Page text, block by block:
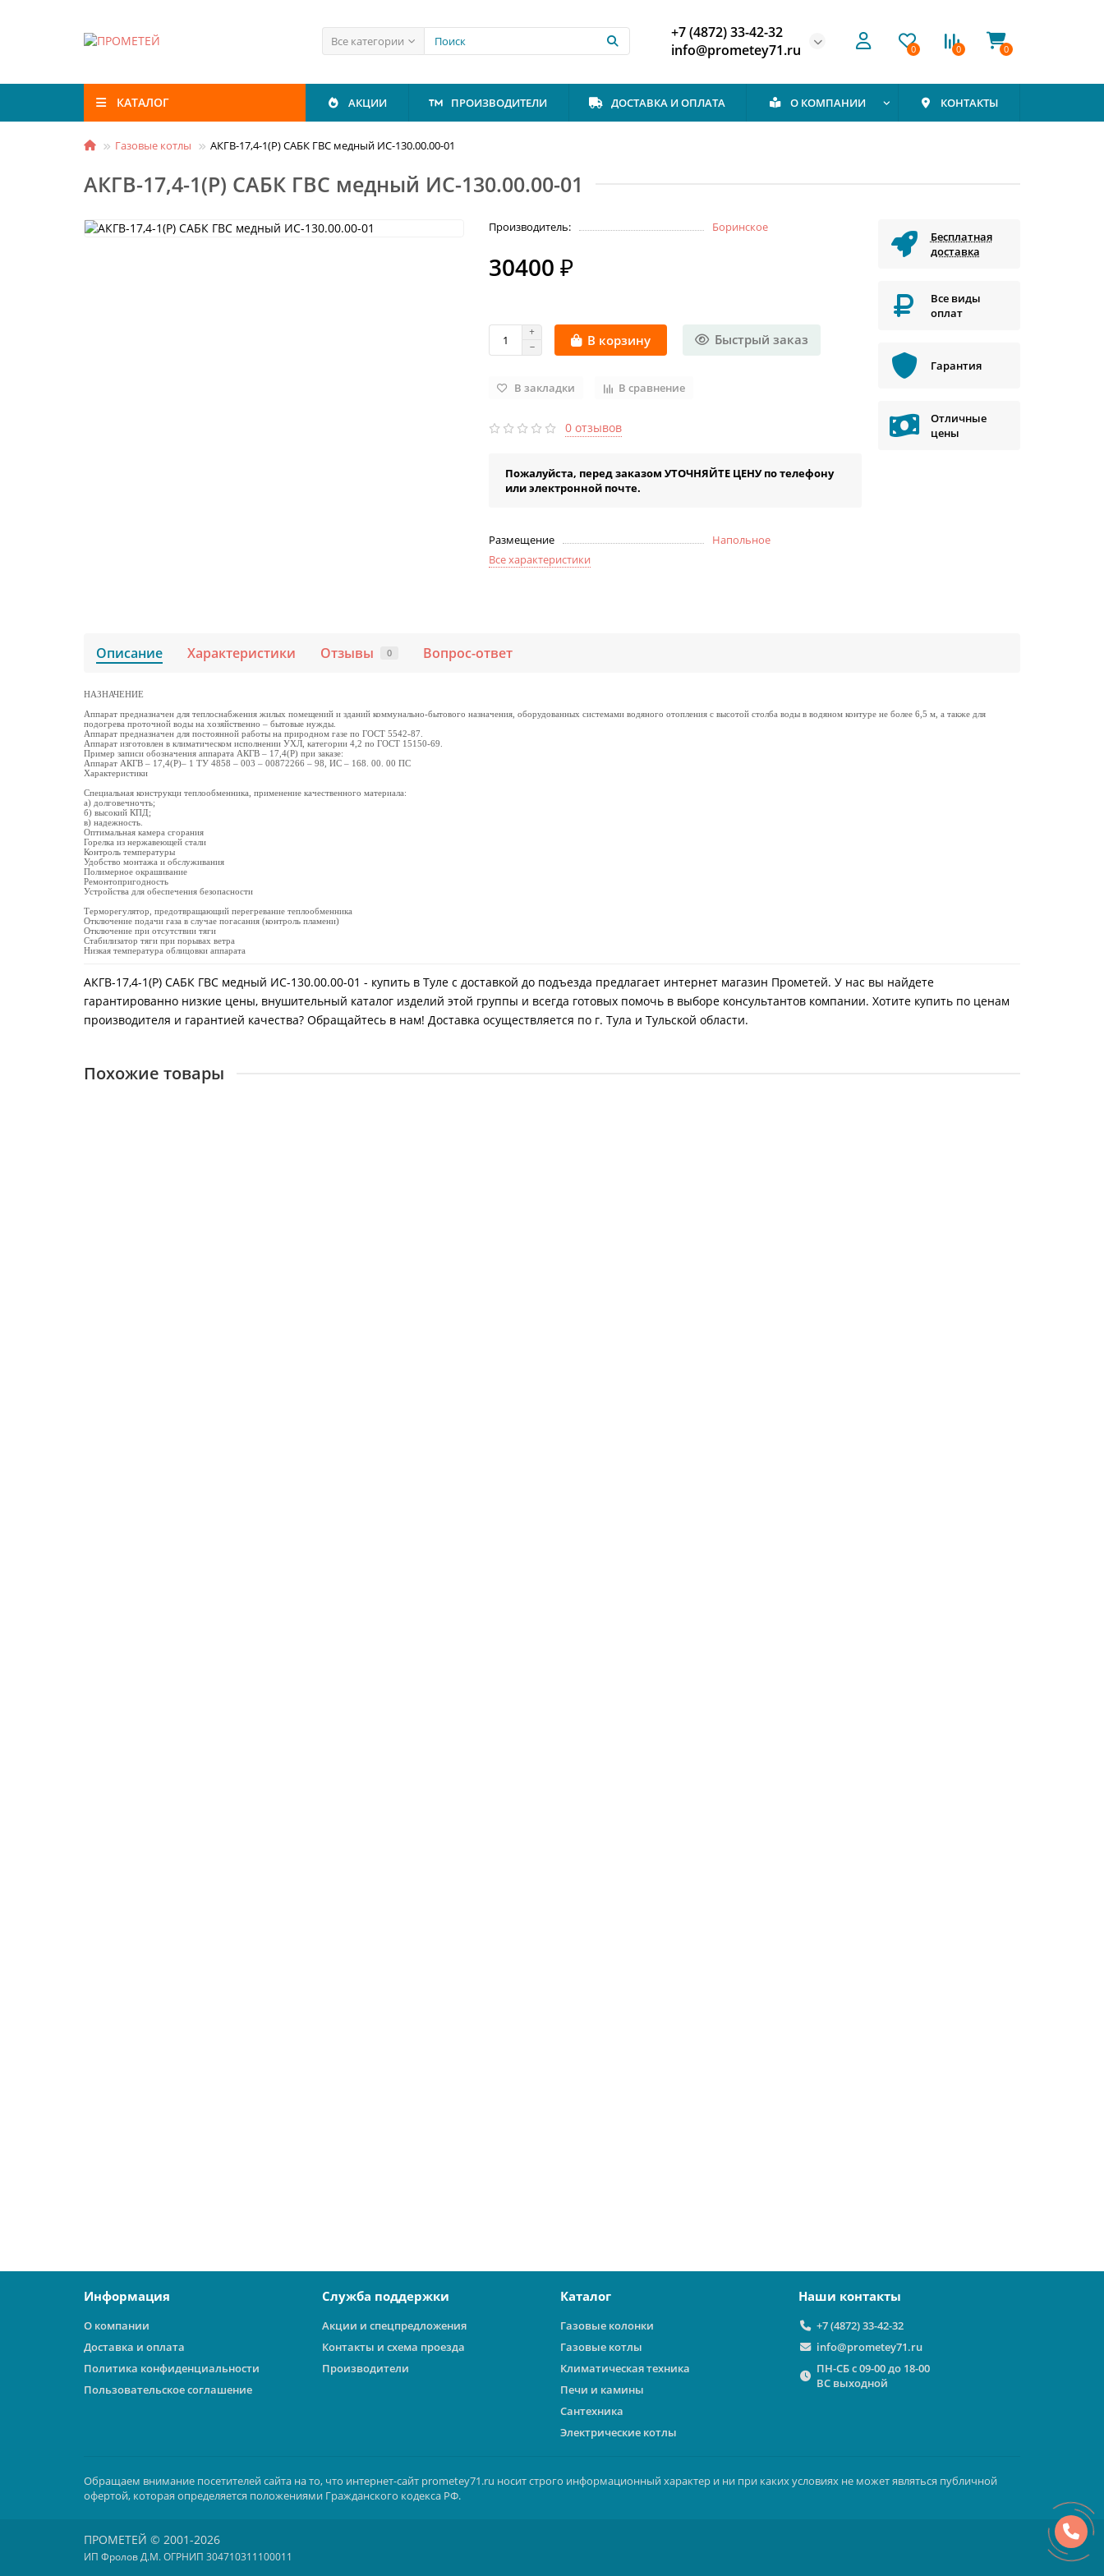
Все категории
+7 (4872) 33-42-32
info@prometey71.ru
0 0 0
КАТАЛОГ АКЦИИ ПРОИЗВОДИТЕЛИ ДОСТАВКА И ОПЛАТА О КОМПАНИИ КОНТАКТЫ
Газовые котлы АКГВ-17,4-1(Р) САБК ГВС медный ИС-130.00.00-01
АКГВ-17,4-1(Р) САБК ГВС медный ИС-130.00.00-01
Производитель: Боринское
30400 ₽
В корзину Быстрый заказ
В закладки В сравнение
0 отзывов
Пожалуйста, перед заказом УТОЧНЯЙТЕ ЦЕНУ по телефону
или электронной почте.
Размещение
Напольное
Все характеристики
Бесплатная
доставка
Все виды
оплат
Гарантия
Отличные
цены
Описание Характеристики Отзывы 0 Вопрос-ответ
НАЗНАЧЕНИЕ
Аппарат предназначен для теплоснабжения жилых помещений и зданий коммунально-бытового назначения, оборудованных системами водяного отопления с высотой столба воды в водяном контуре не более 6,5 м, а также для
подогрева проточной воды на хозяйственно – бытовые нужды.
Аппарат предназначен для постоянной работы на природном газе по ГОСТ 5542-87.
Аппарат изготовлен в климатическом исполнении УХЛ, категории 4,2 по ГОСТ 15150-69.
Пример записи обозначения аппарата АКГВ – 17,4(Р) при заказе:
Аппарат АКГВ – 17,4(Р)– 1 ТУ 4858 – 003 – 00872266 – 98, ИС – 168. 00. 00 ПС
Характеристики
Специальная конструкци теплообменника, применение качественного материала:
а) долговечночть;
б) высокий КПД;
в) надежность.
Оптимальная камера сгорания
Горелка из нержавеющей стали
Контроль температуры
Удобство монтажа и обслуживания
Полимерное окрашивание
Ремонтопригодность
Устройства для обеспечения безопасности
Терморегулятор, предотвращающий перегревание теплообменника
Отключение подачи газа в случае погасания (контроль пламени)
Отключение при отсутствии тяги
Стабилизатор тяги при порывах ветра
Низкая температура облицовки аппарата
АКГВ-17,4-1(Р) САБК ГВС медный ИС-130.00.00-01 - купить в Туле с доставкой до подъезда предлагает интернет магазин Прометей. У нас вы найдете
гарантированно низкие цены, внушительный каталог изделий этой группы и всегда готовых помочь в выборе консультантов компании. Хотите купить по ценам
производителя и гарантией качества? Обращайтесь в нам! Доставка осуществляется по г. Тула и Тульской области.
Похожие товары
Информация
О компании
Доставка и оплата
Политика конфиденциальности
Пользовательское соглашение
Служба поддержки
Акции и спецпредложения
Контакты и схема проезда
Производители
Каталог
Газовые колонки
Газовые котлы
Климатическая техника
Печи и камины
Сантехника
Электрические котлы
Наши контакты
+7 (4872) 33-42-32
info@prometey71.ru
ПН-СБ с 09-00 до 18-00
ВС выходной
Обращаем внимание посетителей сайта на то, что интернет-сайт prometey71.ru носит строго информационный характер и ни при каких условиях не может являться публичной
офертой, которая определяется положениями Гражданского кодекса РФ.
ПРОМЕТЕЙ © 2001-2026
ИП Фролов Д.М. ОГРНИП 304710311100011